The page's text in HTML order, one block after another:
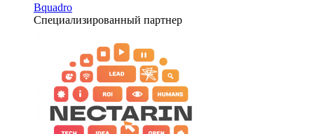
Bquadro
Специализированный партнер